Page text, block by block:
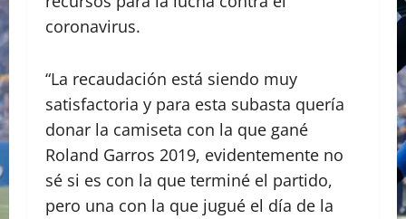
coronavirus.
“La recaudación está siendo muy
satisfactoria y para esta subasta quería
donar la camiseta con la que gané
Roland Garros 2019, evidentemente no
sé si es con la que terminé el partido,
pero una con la que jugué el día de la